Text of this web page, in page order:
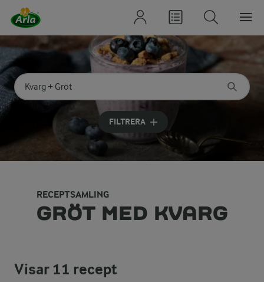
Sök på kategori eller ingrediens
Skriv in sökord för att få förslag
FILTRERA
RECEPTSAMLING
GRÖT MED KVARG
Visar11 recept